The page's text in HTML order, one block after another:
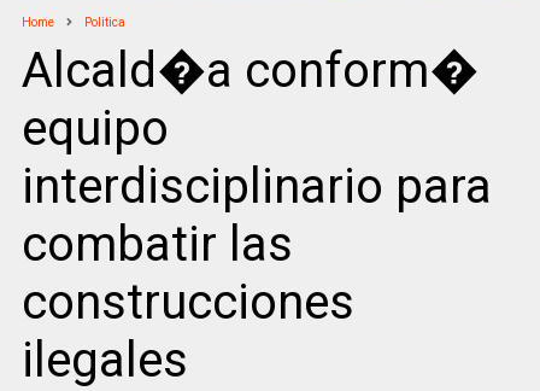
Home Politica
Alcald�a conform�
equipo
interdisciplinario para
combatir las
construcciones
ilegales